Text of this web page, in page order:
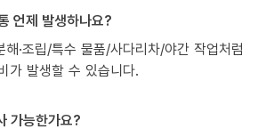
언제 발생하나요?
·조립/특수 물품/사다리차/야간 작업처럼
가 발생할 수 있습니다.
가능한가요?